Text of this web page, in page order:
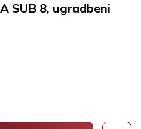
SUB 8, ugradbeni